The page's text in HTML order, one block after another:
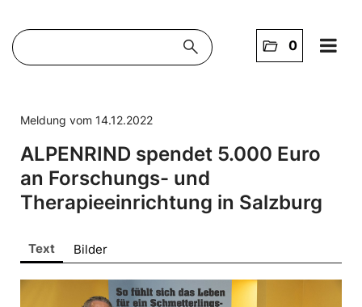
search folder_open 0
Barmherzige Brüder Salzburg
Bring!
dm drogerie markt
doppler Schirme
Meldung vom 14.12.2022
ALPENRIND spendet 5.000 Euro
an Forschungs- und
Therapieeinrichtung in Salzburg
Text Bilder